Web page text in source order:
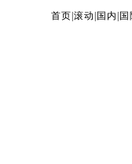
首页 滚动 国内 国